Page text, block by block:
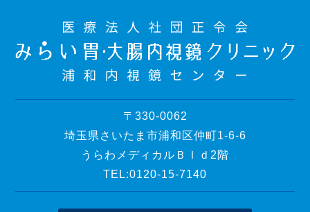
〒330-0062
埼玉県さいたま市浦和区仲町1-6-6
うらわメディカルＢｌｄ2階
TEL:0120-15-7140